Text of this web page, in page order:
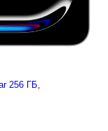
256 ГБ,